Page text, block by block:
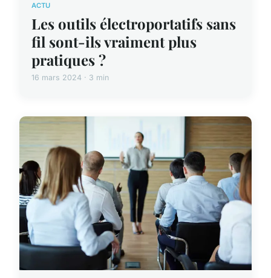
ACTU
Les outils électroportatifs sans
fil sont-ils vraiment plus
pratiques ?
16 mars 2024 · 3 min